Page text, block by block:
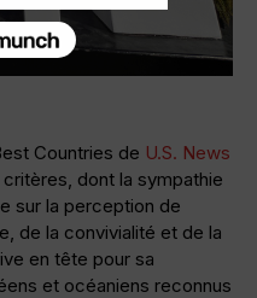
Countries de U.S. News
dont la sympathie
sur la perception de
de la convivialité et de la
en tête pour sa
et océaniens reconnus